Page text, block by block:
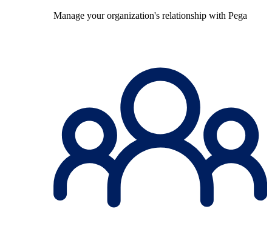
Manage your organization's relationship with Pega